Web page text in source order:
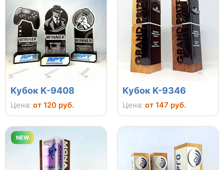
Кубок К-9408
Цена: от 120 руб.
Кубок K-9346
Цена: от 147 руб.
NEW